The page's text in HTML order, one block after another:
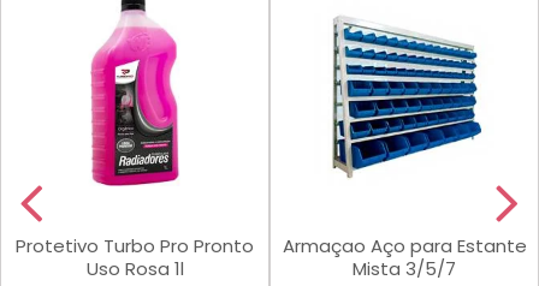
Protetivo Turbo Pro Pronto
Uso Rosa 1l
Armaçao Aço para Estante
Mista 3/5/7